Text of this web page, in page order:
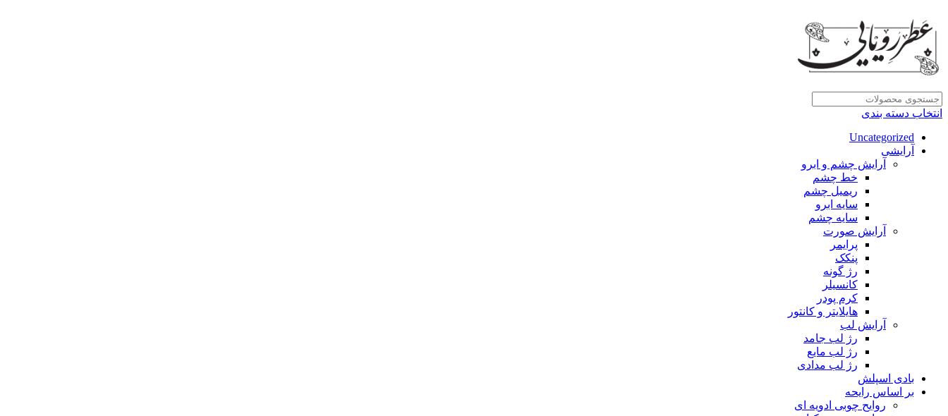
انتخاب دسته بندی
Uncategorized
آرایشی
آرایش چشم و ابرو
خط چشم
ریمیل چشم
سایه ابرو
سایه چشم
آرایش صورت
پرایمر
پنکک
رژ گونه
کانسیلر
کرم پودر
هایلایتر و کانتور
آرایش لب
رژ لب جامد
رژ لب مایع
رژ لب مدادی
بادی اسپلش
بر اساس رایحه
روایح چوبی ادویه ای